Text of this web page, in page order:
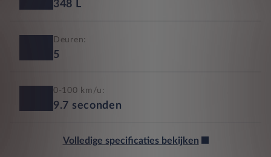
348 L
Deuren:
5
0-100 km/u:
9.7 seconden
Volledige specificaties bekijken